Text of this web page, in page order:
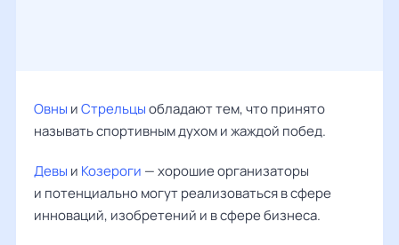
Овны иСтрельцыобладают тем, что принято
называть спортивным духом и жаждой побед.
Девы и Козероги — хорошие организаторы
и потенциально могут реализоваться в сфере
инноваций, изобретений и в сфере бизнеса.